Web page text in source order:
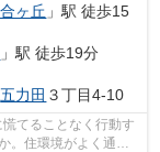
ヶ丘 」駅 徒歩15
」駅 徒歩19分
五力田 ３丁目4-10
てることなく行動す
。住環境がよく通風